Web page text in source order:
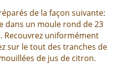
de la façon suivante:
dans un moule rond de 23
Recouvrez uniformément
sur le tout des tranches de
de jus de citron.